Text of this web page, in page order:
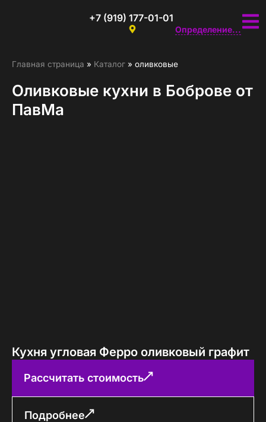
+7 (919) 177-01-01
Определение...
Главная страница » Каталог » оливковые
Оливковые кухни в Боброве от
ПавМа
Кухня угловая Ферро оливковый графит
Рассчитать стоимость
Подробнее